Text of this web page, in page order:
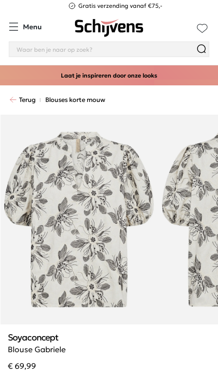
Gratis verzending vanaf €75,-
Menu
Laat je inspireren door onze looks
Terug Blouses korte mouw
Blouse Gabriele
Soyaconcept
€ 69,99